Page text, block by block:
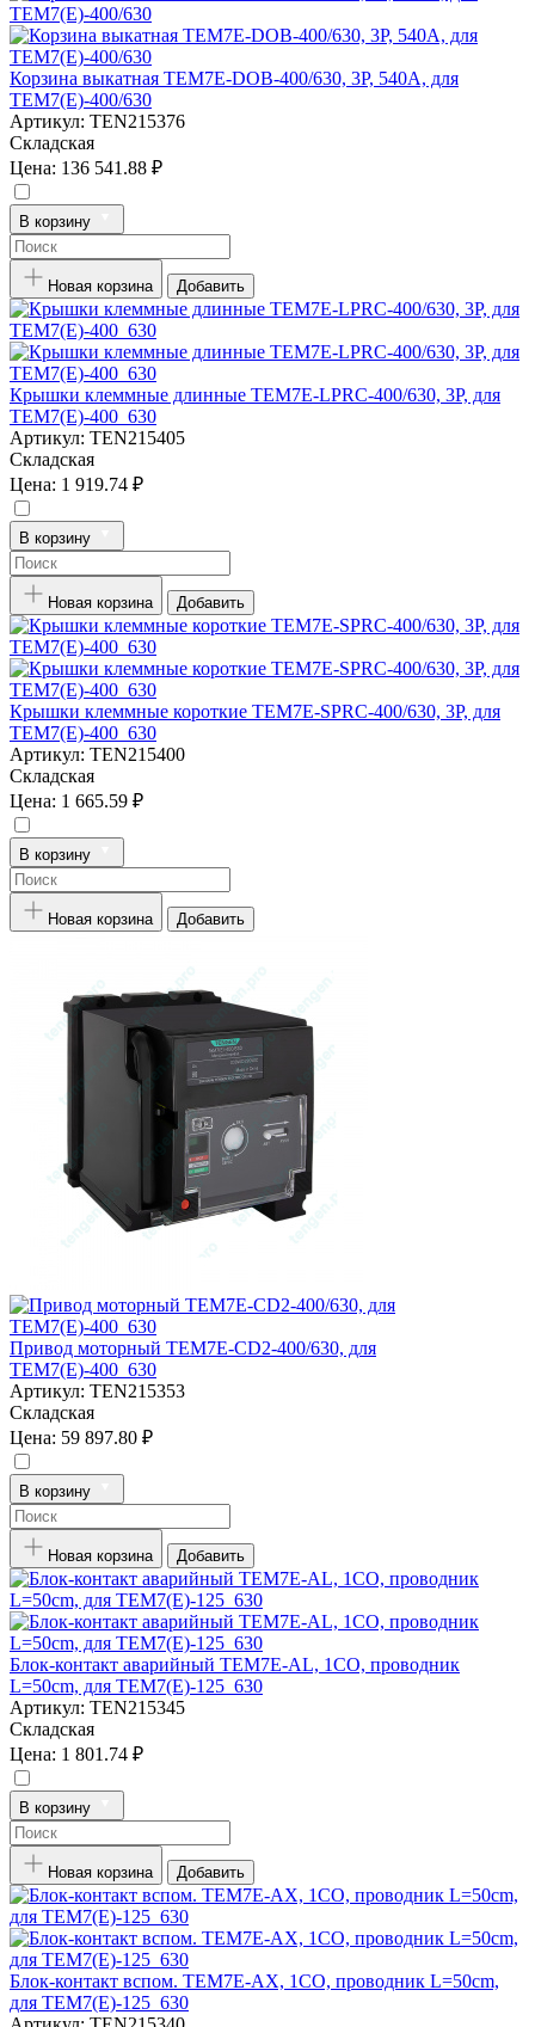
Корзина выкатная TEM7E-DOB-400/630, 3P, 540А, для
TEM7(E)-400/630
Артикул: TEN215376
Складская
Цена: 136 541.88 ₽
В корзину
Новая корзина Добавить
Крышки клеммные длинные TEM7E-LPRC-400/630, 3P, для
TEM7(E)-400_630
Артикул: TEN215405
Складская
Цена: 1 919.74 ₽
В корзину
Новая корзина Добавить
Крышки клеммные короткие TEM7E-SPRC-400/630, 3P, для
TEM7(E)-400_630
Артикул: TEN215400
Складская
Цена: 1 665.59 ₽
В корзину
Новая корзина Добавить
Привод моторный TEM7E-CD2-400/630, для
TEM7(E)-400_630
Артикул: TEN215353
Складская
Цена: 59 897.80 ₽
В корзину
Новая корзина Добавить
Блок-контакт аварийный TEM7E-AL, 1CO, проводник
L=50cm, для TEM7(E)-125_630
Артикул: TEN215345
Складская
Цена: 1 801.74 ₽
В корзину
Новая корзина Добавить
Блок-контакт вспом. TEM7E-AX, 1CO, проводник L=50cm,
для TEM7(E)-125_630